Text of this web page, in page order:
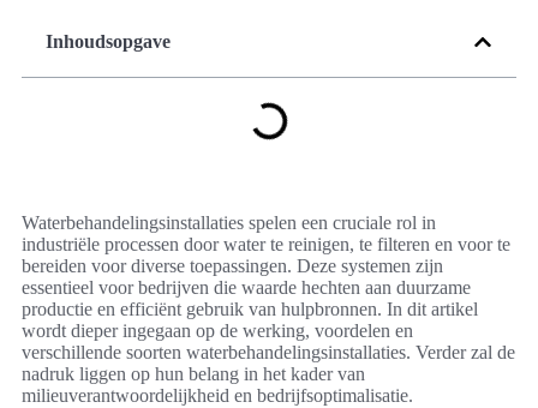
Inhoudsopgave
Waterbehandelingsinstallaties spelen een cruciale rol in
industriële processen door water te reinigen, te filteren en voor te
bereiden voor diverse toepassingen. Deze systemen zijn
essentieel voor bedrijven die waarde hechten aan duurzame
productie en efficiënt gebruik van hulpbronnen. In dit artikel
wordt dieper ingegaan op de werking, voordelen en
verschillende soorten waterbehandelingsinstallaties. Verder zal de
nadruk liggen op hun belang in het kader van
milieuverantwoordelijkheid en bedrijfsoptimalisatie.